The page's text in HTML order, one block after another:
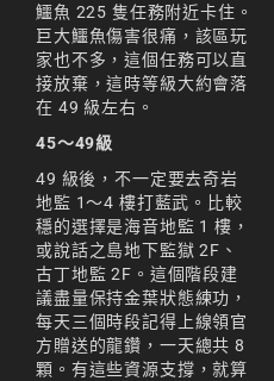
鱷魚 225 隻任務附近卡住。
巨大鱷魚傷害很痛，該區玩
家也不多，這個任務可以直
接放棄，這時等級大約會落
在 49 級左右。
45～49級
49 級後，不一定要去奇岩
地監 1～4 樓打藍武。比較
穩的選擇是海音地監 1 樓，
或說話之島地下監獄 2F、
古丁地監 2F。這個階段建
議盡量保持金葉狀態練功，
每天三個時段記得上線領官
方贈送的龍鑽，一天總共 8
顆。有這些資源支撐，就算